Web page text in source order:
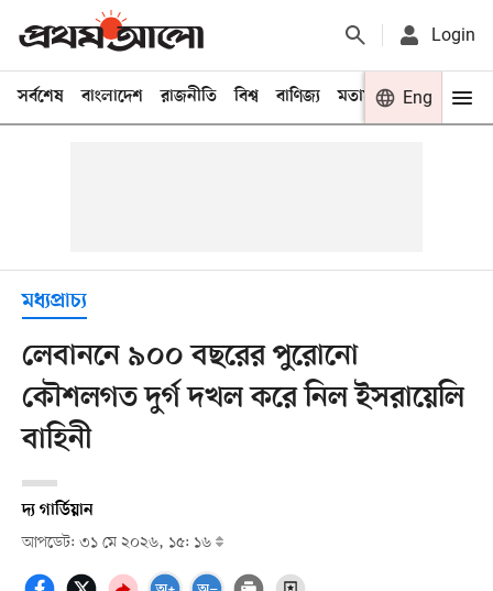
Login
সর্বশেষ বাংলাদেশ রাজনীতি বিশ্ব বাণিজ্য মতামত খেলা
Eng
মধ্যপ্রাচ্য
লেবাননে ৯০০ বছরের পুরোনো
কৌশলগত দুর্গ দখল করে নিল ইসরায়েলি
বাহিনী
দ্য গার্ডিয়ান
আপডেট: ৩১ মে ২০২৬, ১৫: ১৬